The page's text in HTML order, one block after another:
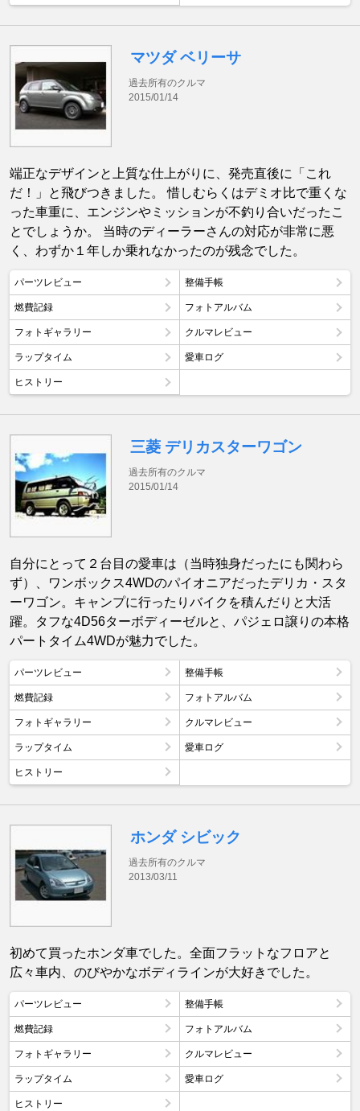
マツダ ベリーサ
過去所有のクルマ
2015/01/14
端正なデザインと上質な仕上がりに、発売直後に「これ
だ！」と飛びつきました。 惜しむらくはデミオ比で重くな
った車重に、エンジンやミッションが不釣り合いだったこ
とでしょうか。 当時のディーラーさんの対応が非常に悪
く、わずか１年しか乗れなかったのが残念でした。
パーツレビュー 整備手帳
燃費記録 フォトアルバム
フォトギャラリー クルマレビュー
ラップタイム 愛車ログ
ヒストリー
三菱 デリカスターワゴン
過去所有のクルマ
2015/01/14
自分にとって２台目の愛車は（当時独身だったにも関わら
ず）、ワンボックス4WDのパイオニアだったデリカ・スタ
ーワゴン。キャンプに行ったりバイクを積んだりと大活
躍。タフな4D56ターボディーゼルと、パジェロ譲りの本格
パートタイム4WDが魅力でした。
パーツレビュー 整備手帳
燃費記録 フォトアルバム
フォトギャラリー クルマレビュー
ラップタイム 愛車ログ
ヒストリー
ホンダ シビック
過去所有のクルマ
2013/03/11
初めて買ったホンダ車でした。全面フラットなフロアと
広々車内、のびやかなボディラインが大好きでした。
パーツレビュー 整備手帳
燃費記録 フォトアルバム
フォトギャラリー クルマレビュー
ラップタイム 愛車ログ
ヒストリー